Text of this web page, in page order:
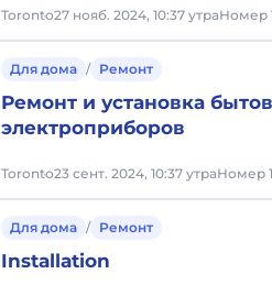
Toronto27 нояб. 2024, 10:37 утраНомер
Для дома / Ремонт
Ремонт и установка
электроприборов
Toronto23 сент. 2024, 10:37 утраНомер
Для дома / Ремонт
Installation